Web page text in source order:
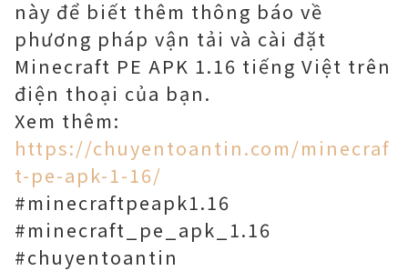
này để biết thêm thông báo về
phương pháp vận tải và cài đặt
Minecraft PE APK 1.16 tiếng Việt trên
điện thoại của bạn.
Xem thêm:
https://chuyentoantin.com/minecraf
t-pe-apk-1-16/
#minecraftpeapk1.16
#minecraft_pe_apk_1.16
#chuyentoantin